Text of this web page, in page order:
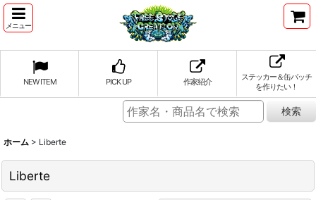
メニュー
NEW ITEM PICK UP 作家紹介
ステッカー＆缶バッチ
を作りたい！
ホーム > Liberte
Liberte